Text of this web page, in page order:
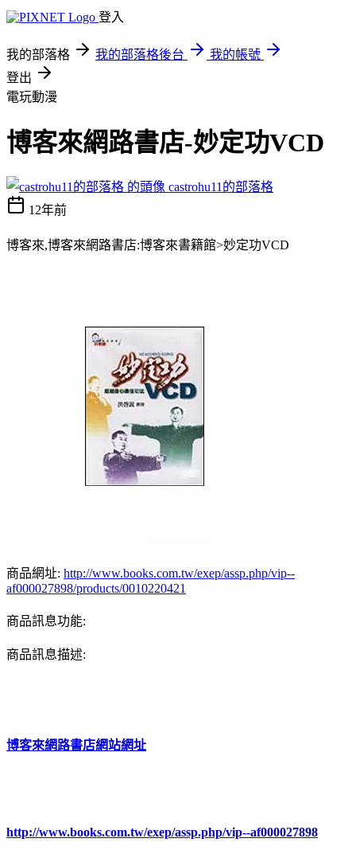
登入
我的部落格 我的部落格後台
我的帳號
登出
電玩動漫
博客來網路書店-妙定功VCD
castrohu11的部落格
12年前
博客來,博客來網路書店:博客來書籍館>妙定功VCD
商品網址: http://www.books.com.tw/exep/assp.php/vip--
af000027898/products/0010220421
商品訊息功能:
商品訊息描述:
博客來網路書店網站網址
http://www.books.com.tw/exep/assp.php/vip--af000027898